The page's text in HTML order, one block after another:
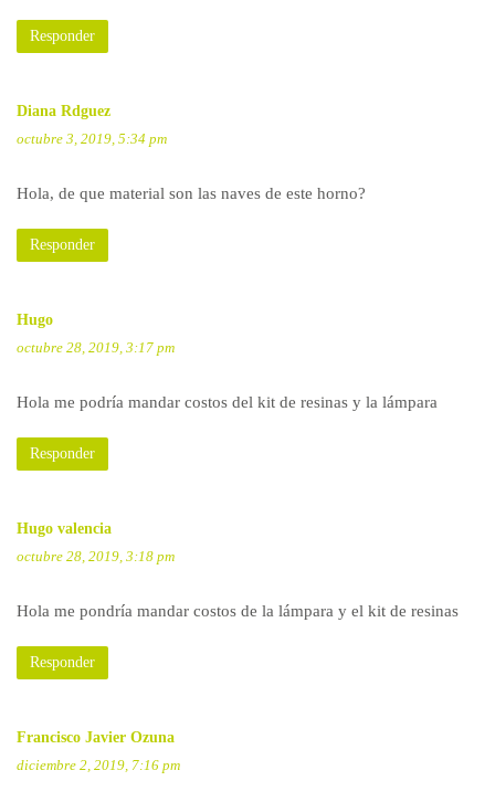
Responder
Diana Rdguez
octubre 3, 2019, 5:34 pm
Hola, de que material son las naves de este horno?
Responder
Hugo
octubre 28, 2019, 3:17 pm
Hola me podría mandar costos del kit de resinas y la lámpara
Responder
Hugo valencia
octubre 28, 2019, 3:18 pm
Hola me pondría mandar costos de la lámpara y el kit de resinas
Responder
Francisco Javier Ozuna
diciembre 2, 2019, 7:16 pm